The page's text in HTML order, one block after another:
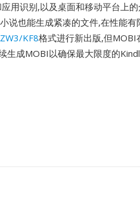
用识别,以及桌面和移动平台上
说也能生成紧凑的文件,在性能
KF8格式进行新出版,但
生成MOBI以确保最大限度的